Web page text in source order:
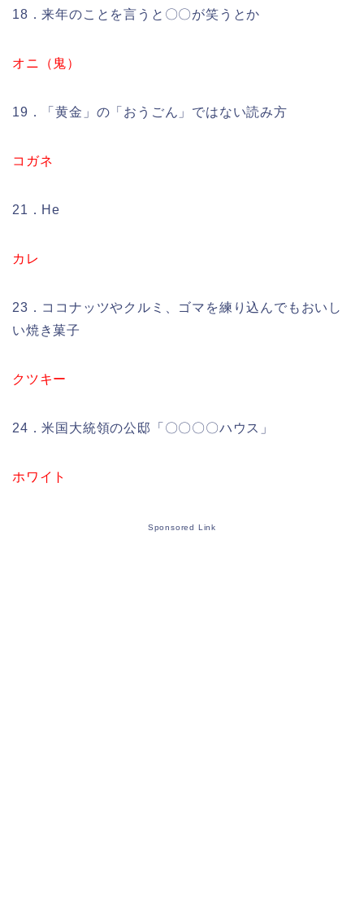
18．来年のことを言うと〇〇が笑うとか
オニ（鬼）
19．「黄金」の「おうごん」ではない読み方
コガネ
21．He
カレ
23．ココナッツやクルミ、ゴマを練り込んでもおいし
い焼き菓子
クツキー
24．米国大統領の公邸「〇〇〇〇ハウス」
ホワイト
Sponsored Link